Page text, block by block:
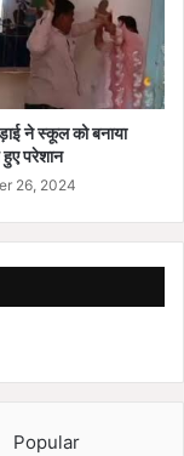
ने स्कूल को बनाया
परेशान
26, 2024
Popular